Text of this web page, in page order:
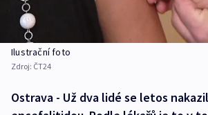
Ilustrační foto
Zdroj: ČT24
Ostrava - Už dva lidé se letos